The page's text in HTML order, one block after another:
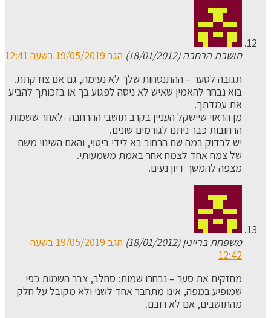
תושבת הרחבה (18/01/2012) הגב 19/05/2019 בשעה 12:41
תגובה לסער – ההתנסחות שלך לא נעימה, גם אם צודקתת.
בוא נבחר להאמין שאיש לא ניסה לפגוע בך או בזכותך להביע
את עמדתך.
מן הראוי שיישקל העניין בקרב תושבי ההרחבה -לאחר ששמות
הרחובות כבר ניתנו לגורמים שונים.
יש לבדוק במה שם הרחוב בא לידי ביטוי, והאם השינוי משם
של צמח אחד לצמח אחר באמת משמעותי.
מצפה להמשך דיון נעים.
משפחת בריינין (18/01/2012) הגב
19/05/2019 בשעה
12:42
מחזקים את סער – נבחרו שמות: סחלב, צבר השמות כפי
שמופיע במפה, אינו מתחבר אחד לשני ולא מקובל על חלק
מהתושבים, אם לא רובם.